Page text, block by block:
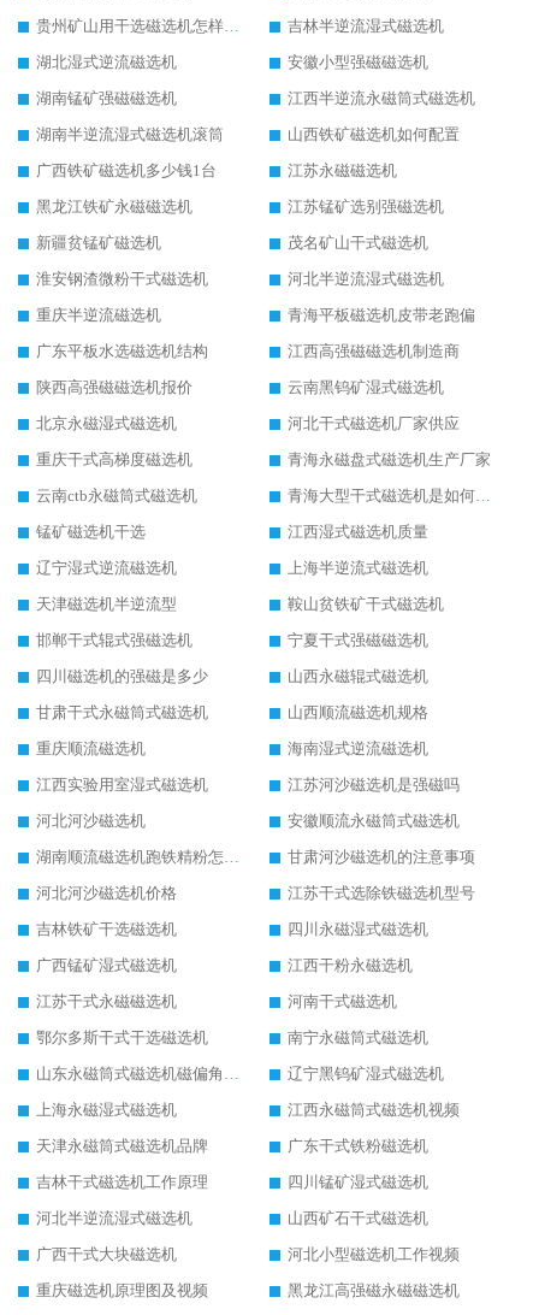
贵州矿山用干选磁选机怎样调磁
吉林半逆流湿式磁选机
湖北湿式逆流磁选机
安徽小型强磁磁选机
湖南锰矿强磁磁选机
江西半逆流永磁筒式磁选机
湖南半逆流湿式磁选机滚筒
山西铁矿磁选机如何配置
广西铁矿磁选机多少钱1台
江苏永磁磁选机
黑龙江铁矿永磁磁选机
江苏锰矿选别强磁选机
新疆贫锰矿磁选机
茂名矿山干式磁选机
淮安钢渣微粉干式磁选机
河北半逆流湿式磁选机
重庆半逆流磁选机
青海平板磁选机皮带老跑偏
广东平板水选磁选机结构
江西高强磁磁选机制造商
陕西高强磁磁选机报价
云南黑钨矿湿式磁选机
北京永磁湿式磁选机
河北干式磁选机厂家供应
重庆干式高梯度磁选机
青海永磁盘式磁选机生产厂家
云南ctb永磁筒式磁选机
青海大型干式磁选机是如何选矿的
锰矿磁选机干选
江西湿式磁选机质量
辽宁湿式逆流磁选机
上海半逆流式磁选机
天津磁选机半逆流型
鞍山贫铁矿干式磁选机
邯郸干式辊式强磁选机
宁夏干式强磁磁选机
四川磁选机的强磁是多少
山西永磁辊式磁选机
甘肃干式永磁筒式磁选机
山西顺流磁选机规格
重庆顺流磁选机
海南湿式逆流磁选机
江西实验用室湿式磁选机
江苏河沙磁选机是强磁吗
河北河沙磁选机
安徽顺流永磁筒式磁选机
湖南顺流磁选机跑铁精粉怎么处理
甘肃河沙磁选机的注意事项
河北河沙磁选机价格
江苏干式选除铁磁选机型号
吉林铁矿干选磁选机
四川永磁湿式磁选机
广西锰矿湿式磁选机
江西干粉永磁选机
江苏干式永磁磁选机
河南干式磁选机
鄂尔多斯干式干选磁选机
南宁永磁筒式磁选机
山东永磁筒式磁选机磁偏角怎么调整
辽宁黑钨矿湿式磁选机
上海永磁湿式磁选机
江西永磁筒式磁选机视频
天津永磁筒式磁选机品牌
广东干式铁粉磁选机
吉林干式磁选机工作原理
四川锰矿湿式磁选机
河北半逆流湿式磁选机
山西矿石干式磁选机
广西干式大块磁选机
河北小型磁选机工作视频
重庆磁选机原理图及视频
黑龙江高强磁永磁磁选机